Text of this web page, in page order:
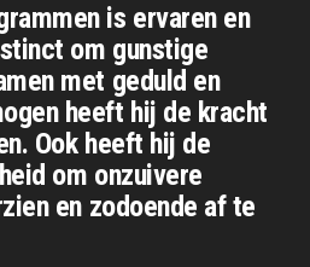
is ervaren en
om gunstige
met geduld en
heeft hij de kracht
Ook heeft hij de
om onzuivere
en zodoende af te